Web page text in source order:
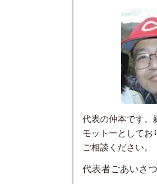
代表の仲本です。
モットーとしてお
ご相談ください。
代表者ごあいさ